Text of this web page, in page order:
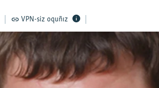
VPN-siz oquñız